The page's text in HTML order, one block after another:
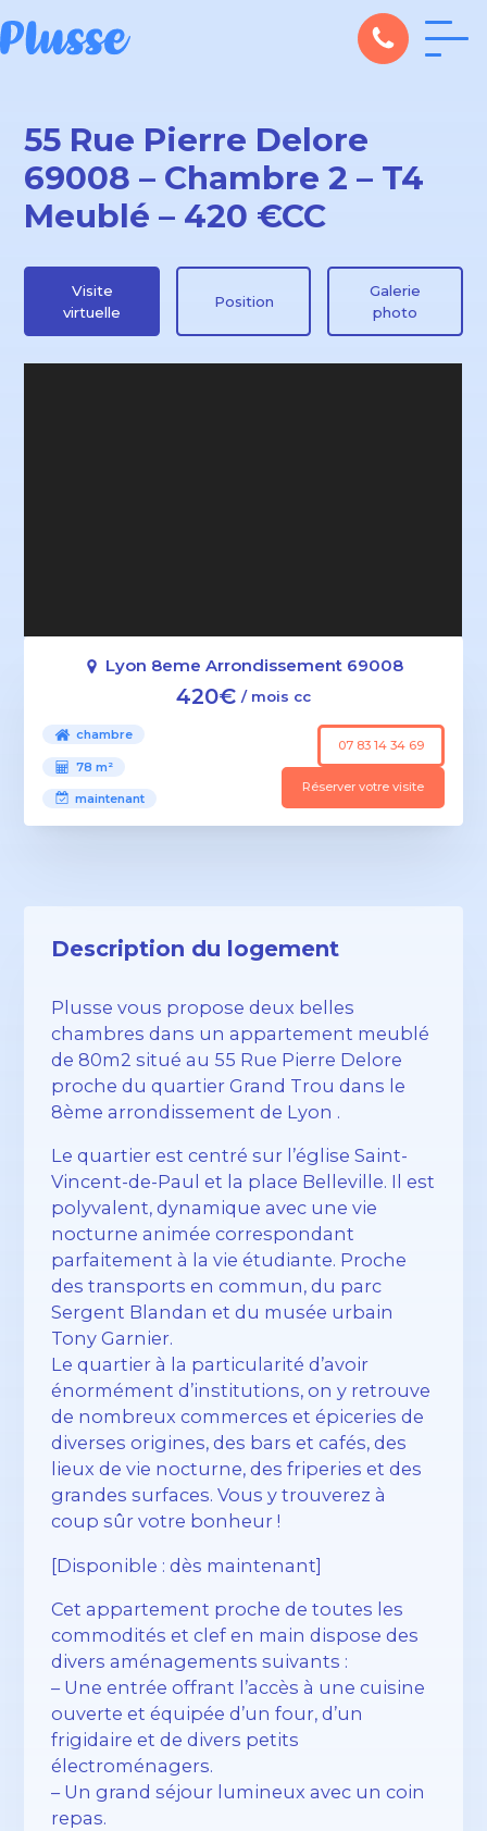
55 Rue Pierre Delore
69008 – Chambre 2 – T4
Meublé – 420 €CC
Visite
virtuelle
Position
Galerie
photo
Lyon 8eme Arrondissement 69008
420€ / mois cc
chambre
78 m²
maintenant
07 83 14 34 69
Réserver votre visite
Description du logement
Plusse vous propose deux belles
chambres dans un appartement meublé
de 80m2 situé au 55 Rue Pierre Delore
proche du quartier Grand Trou dans le
8ème arrondissement de Lyon .
Le quartier est centré sur l’église Saint-
Vincent-de-Paul et la place Belleville. Il est
polyvalent, dynamique avec une vie
nocturne animée correspondant
parfaitement à la vie étudiante. Proche
des transports en commun, du parc
Sergent Blandan et du musée urbain
Tony Garnier.
Le quartier à la particularité d’avoir
énormément d’institutions, on y retrouve
de nombreux commerces et épiceries de
diverses origines, des bars et cafés, des
lieux de vie nocturne, des friperies et des
grandes surfaces. Vous y trouverez à
coup sûr votre bonheur !
[Disponible : dès maintenant]
Cet appartement proche de toutes les
commodités et clef en main dispose des
divers aménagements suivants :
– Une entrée offrant l’accès à une cuisine
ouverte et équipée d’un four, d’un
frigidaire et de divers petits
électroménagers.
– Un grand séjour lumineux avec un coin
repas.